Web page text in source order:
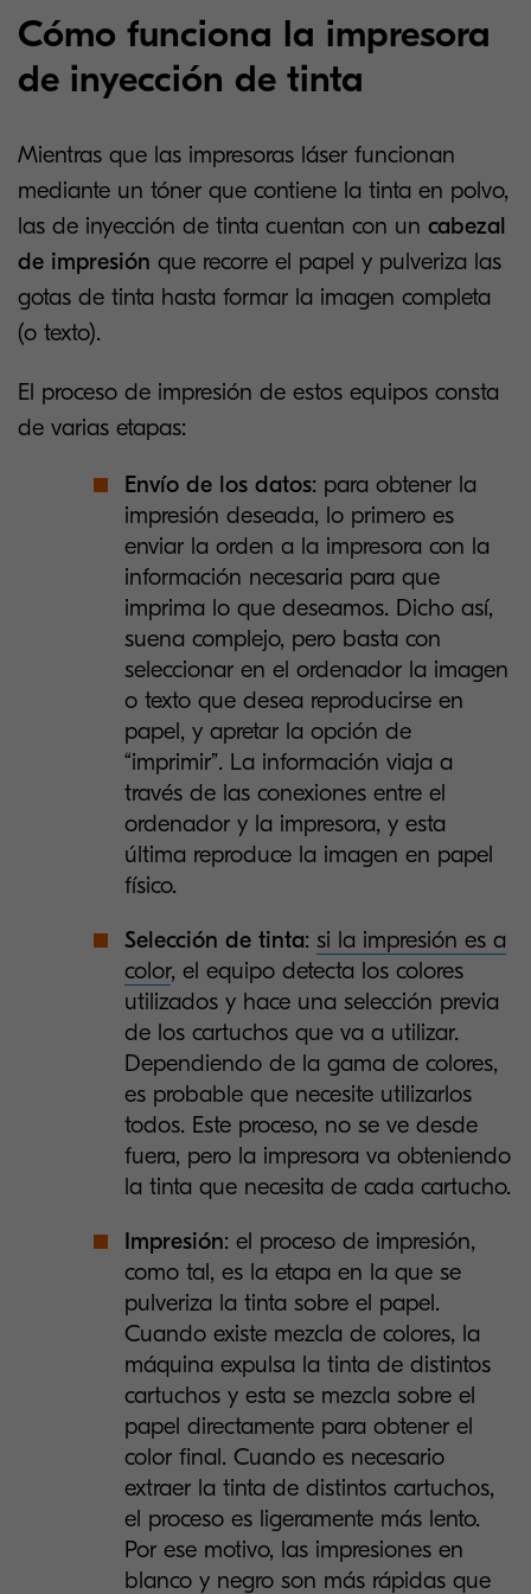
Cómo funciona la impresora
de inyección de tinta
Mientras que las impresoras láser funcionan
mediante un tóner que contiene la tinta en polvo,
las de inyección de tinta cuentan con un cabezal
de impresión que recorre el papel y pulveriza las
gotas de tinta hasta formar la imagen completa
(o texto).
El proceso de impresión de estos equipos consta
de varias etapas:
Envío de los datos: para obtener la
impresión deseada, lo primero es
enviar la orden a la impresora con la
información necesaria para que
imprima lo que deseamos. Dicho así,
suena complejo, pero basta con
seleccionar en el ordenador la imagen
o texto que desea reproducirse en
papel, y apretar la opción de
“imprimir”. La información viaja a
través de las conexiones entre el
ordenador y la impresora, y esta
última reproduce la imagen en papel
físico.
Selección de tinta: si la impresión es a
color, el equipo detecta los colores
utilizados y hace una selección previa
de los cartuchos que va a utilizar.
Dependiendo de la gama de colores,
es probable que necesite utilizarlos
todos. Este proceso, no se ve desde
fuera, pero la impresora va obteniendo
la tinta que necesita de cada cartucho.
Impresión: el proceso de impresión,
como tal, es la etapa en la que se
pulveriza la tinta sobre el papel.
Cuando existe mezcla de colores, la
máquina expulsa la tinta de distintos
cartuchos y esta se mezcla sobre el
papel directamente para obtener el
color final. Cuando es necesario
extraer la tinta de distintos cartuchos,
el proceso es ligeramente más lento.
Por ese motivo, las impresiones en
blanco y negro son más rápidas que